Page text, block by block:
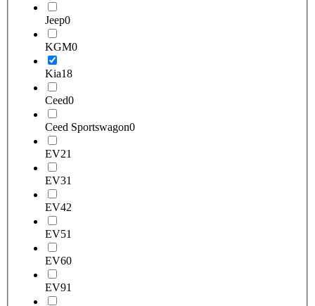
Jeep0
KGM0
Kia18
Ceed0
Ceed Sportswagon0
EV21
EV31
EV42
EV51
EV60
EV91